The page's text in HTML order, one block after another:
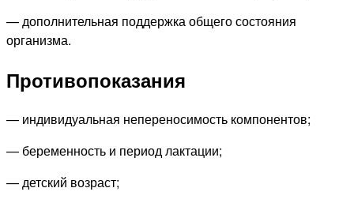
— дополнительная поддержка общего состояния
организма.
Противопоказания
— индивидуальная непереносимость компонентов;
— беременность и период лактации;
— детский возраст;